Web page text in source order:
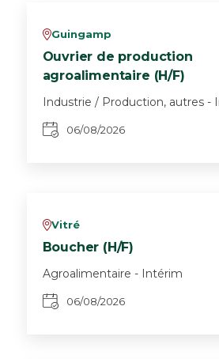
vGuingamp
Ouvrier de production
agroalimentaire (H/F)
Industrie / Production, autres -
06/08/2026
vVitré
Boucher (H/F)
Agroalimentaire - Intérim
06/08/2026